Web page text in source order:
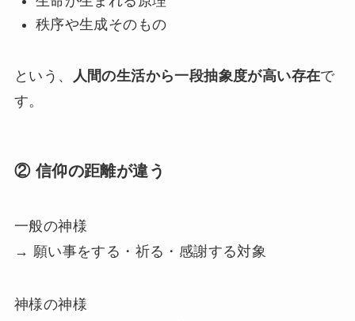
秩序や生成そのもの
という、 人間の生活から一段抽象度が高い存在で
す。
② 信仰の距離が違う
一般の神様
→ 願い事をする・祈る・感謝する対象
神様の神様